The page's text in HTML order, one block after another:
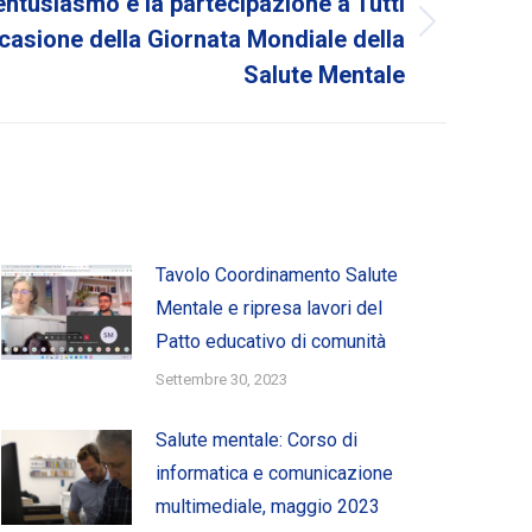
della Giornata Mondiale della
Salute Mentale
Tavolo Coordinamento Salute
Mentale e ripresa lavori del
Patto educativo di comunità
Settembre 30, 2023
Salute mentale: Corso di
informatica e comunicazione
multimediale, maggio 2023